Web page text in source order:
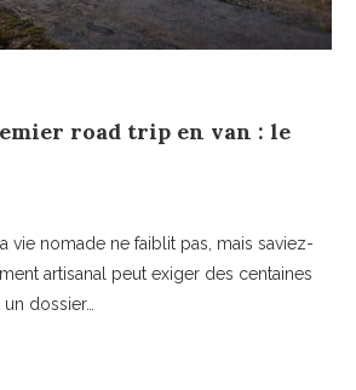
road trip en van : le
vie nomade ne faiblit pas, mais saviez-
artisanal peut exiger des centaines
dossier…